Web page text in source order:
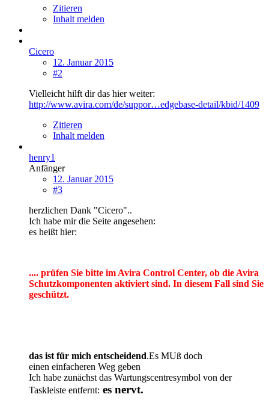
Zitieren
Inhalt melden
Cicero
12. Januar 2015
#2
Vielleicht hilft dir das hier weiter:
http://www.avira.com/de/suppor…edgebase-detail/kbid/1409
Zitieren
Inhalt melden
henry1
Anfänger
12. Januar 2015
#3
herzlichen Dank "Cicero"..
Ich habe mir die Seite angesehen:
es heißt hier:
.... prüfen Sie bitte im Avira Control Center, ob die Avira
Schutzkomponenten aktiviert sind. In diesem Fall sind Sie
geschützt.
das ist für mich entscheidend.Es MUß doch
einen einfacheren Weg geben
Ich habe zunächst das Wartungscentresymbol von der
Taskleiste entfernt: es nervt.